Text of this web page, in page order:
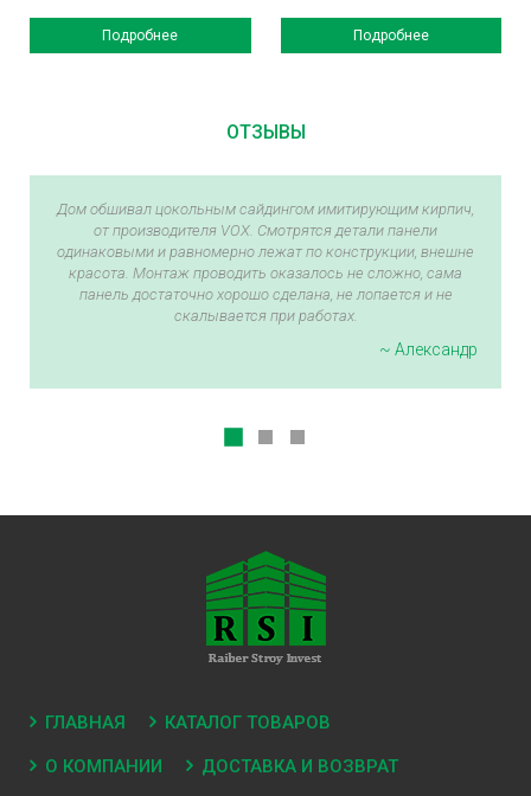
Подробнее Подробнее
ОТЗЫВЫ
Дом обшивал цокольным сайдингом имитирующим кирпич,
от производителя VOX. Смотрятся детали панели
одинаковыми и равномерно лежат по конструкции, внешне
красота. Монтаж проводить оказалось не сложно, сама
панель достаточно хорошо сделана, не лопается и не
скалывается при работах.
~ Александр
ГЛАВНАЯ КАТАЛОГ ТОВАРОВ
О КОМПАНИИ ДОСТАВКА И ВОЗВРАТ